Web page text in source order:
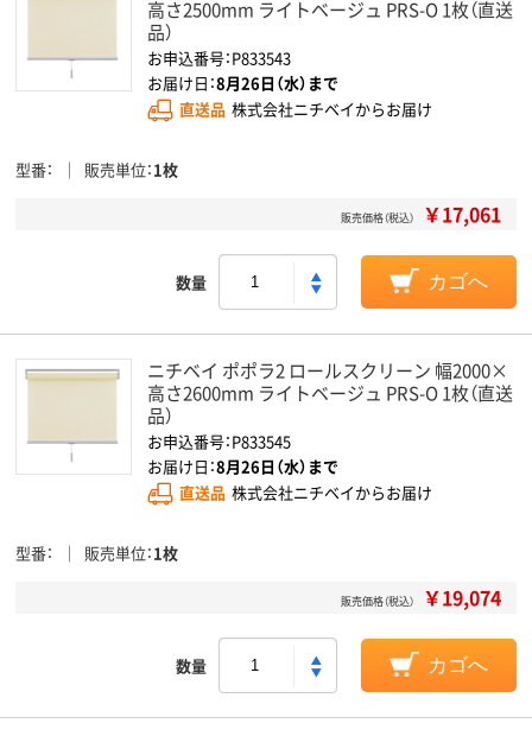
高さ2500mm ライトベージュ PRS-O 1枚（直送
品）
お申込番号：P833543
お届け日：8月26日（水）まで
直送品 株式会社ニチベイからお届け
型番 販売単位 1枚
販売価格（税込） ￥17,061
数量 カゴへ
ニチベイ ポポラ2 ロールスクリーン 幅2000×
高さ2600mm ライトベージュ PRS-O 1枚（直送
品）
お申込番号：P833545
お届け日：8月26日（水）まで
直送品 株式会社ニチベイからお届け
型番 販売単位 1枚
販売価格（税込） ￥19,074
数量 カゴへ